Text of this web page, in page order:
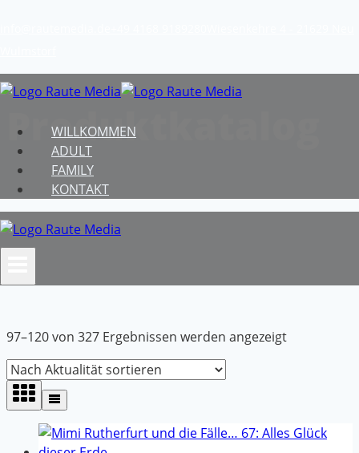
WILLKOMMEN
ADULT
FAMILY
KONTAKT
Produktkatalog
97–120 von 327 Ergebnissen werden angezeigtNach